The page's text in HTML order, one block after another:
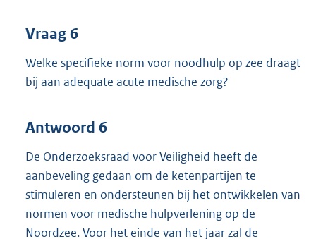
Vraag 6
Welke specifieke norm voor noodhulp op zee draagt
bij aan adequate acute medische zorg?
Antwoord 6
De Onderzoeksraad voor Veiligheid heeft de
aanbeveling gedaan om de ketenpartijen te
stimuleren en ondersteunen bij het ontwikkelen van
normen voor medische hulpverlening op de
Noordzee. Voor het einde van het jaar zal de